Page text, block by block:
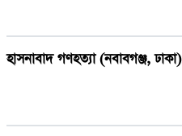
হাসনাবাদ গণহত্যা (নবাবগঞ্জ, ঢাকা)